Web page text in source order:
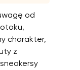
od
charakter,
z